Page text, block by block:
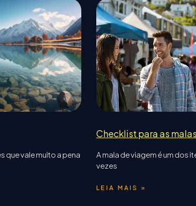
que vale muito a pena
Checklist para as
A mala de viagem é um dos
vezes
LEIA MAIS »